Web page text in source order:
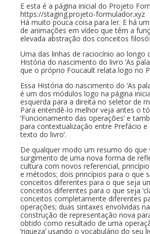
E esta é a página inicial do Projeto
https://staging.projeto-formulador.xyz
Há muito pouca coisa para ler. E há
de animações em vídeo que têm a
elevada abstração dos conceitos
Uma das linhas de raciocínio ao longo
História do nascimento do livro ‘As
que o próprio Foucault relata logo no
Essa História do nascimento do ‘As
é um dos módulos logo na página
esquerda para a direita no seletor de
Para entendê-lo melhor veja antes o
‘Funcionamento das operações’ e
para contextualização entre Prefácio
texto do livro’.
De qualquer modo um resumo do que
surgimento de uma nova forma de
cultura com novos referencial,
e métodos; dois princípios para o que
conceitos diferentes para o que seja
conceitos diferentes para o que seja
conceitos completamente diferentes
operações; duas sintaxes envolvidas
construção de representação nova
obtido como resultado de uma
‘riqueza’ usando o vocabulário do seu